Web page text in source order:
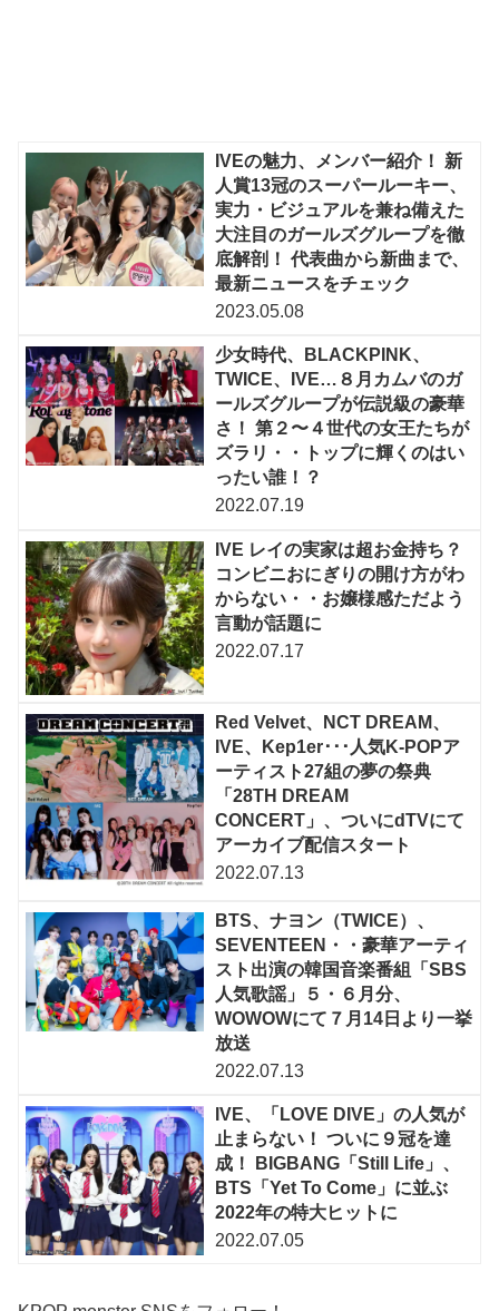
IVEの魅力、メンバー紹介！ 新
人賞13冠のスーパールーキー、
実力・ビジュアルを兼ね備えた
大注目のガールズグループを徹
底解剖！ 代表曲から新曲まで、
最新ニュースをチェック
2023.05.08
少女時代、BLACKPINK、
TWICE、IVE…８月カムバのガ
ールズグループが伝説級の豪華
さ！ 第２〜４世代の女王たちが
ズラリ・・トップに輝くのはい
ったい誰！？
2022.07.19
IVE レイの実家は超お金持ち？
コンビニおにぎりの開け方がわ
からない・・お嬢様感ただよう
言動が話題に
2022.07.17
Red Velvet、NCT DREAM、
IVE、Kep1er･･･人気K-POPア
ーティスト27組の夢の祭典
「28TH DREAM
CONCERT」、ついにdTVにて
アーカイブ配信スタート
2022.07.13
BTS、ナヨン（TWICE）、
SEVENTEEN・・豪華アーティ
スト出演の韓国音楽番組「SBS
人気歌謡」５・６月分、
WOWOWにて７月14日より一挙
放送
2022.07.13
IVE、「LOVE DIVE」の人気が
止まらない！ ついに９冠を達
成！ BIGBANG「Still Life」、
BTS「Yet To Come」に並ぶ
2022年の特大ヒットに
2022.07.05